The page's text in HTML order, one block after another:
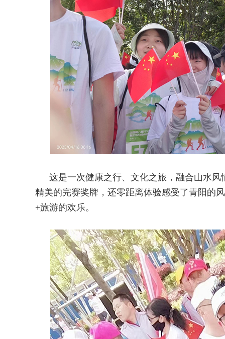
这是一次健康之行、文化之旅，融合山水
精美的完赛奖牌，还零距离体验感受了青阳的
+旅游的欢乐。